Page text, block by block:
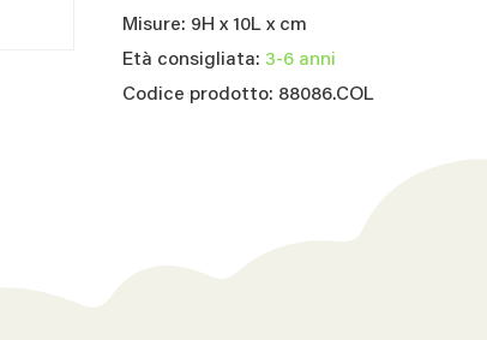
Misure: 9H x 10L x cm
Età consigliata: 3-6 anni
Codice prodotto: 88086.COL